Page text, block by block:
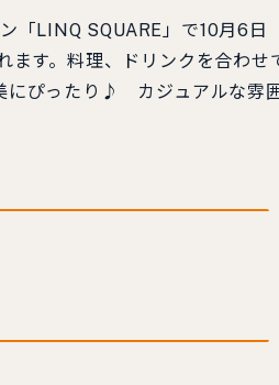
「LINQ SQUARE」で10月6日
ます。料理、ドリンクを合わせ
にぴったり♪ カジュアルな雰